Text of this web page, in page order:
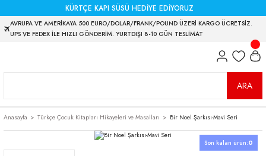
KÜRTÇE KAPI SÜSÜ HEDİYE EDİYORUZ
AVRUPA VE AMERİKAYA 500 EURO/DOLAR/FRANK/POUND ÜZERİ KARGO ÜCRETSİZ.
UPS VE FEDEX İLE HIZLI GÖNDERİM. YURTDIŞI 8-10 GÜN TESLİMAT
ARA
Anasayfa Türkçe Çocuk Kitapları Hikayeleri ve Masalları Bir Noel Şarkısı-Mavi Seri
Son kalan ürün:0